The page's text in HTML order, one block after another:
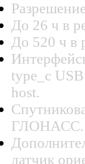
До 26 ч в
До 520 ч в
type_c
host.
ГЛОНАСС.
датчик